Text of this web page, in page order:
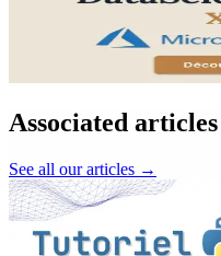
Associated articles
See all our articles →